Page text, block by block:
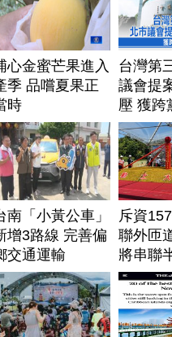
心金蜜芒果進入
季 品嚐夏果正
時
台灣第
議會提
壓 獲跨
南「小黃公車」
增3路線 完善偏
交通運輸
斥資
聯外匝
將串聯
帶